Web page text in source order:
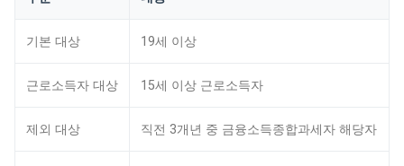
기본 대상 19세 이상
근로소득자 대상 15세 이상 근로소득자
제외 대상 직전 3개년 중 금융소득종합과세자 해당자